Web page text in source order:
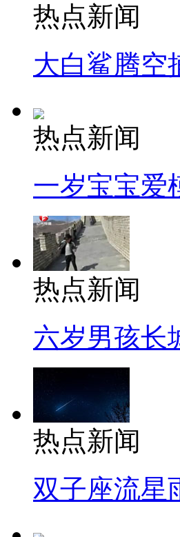
热点新闻
大白鲨腾空
热点新闻
一岁宝宝爱
热点新闻
六岁男孩长
热点新闻
双子座流星